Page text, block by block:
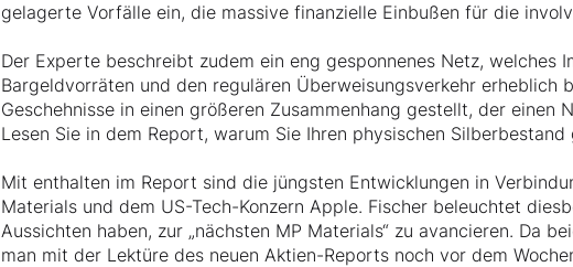
gelagerte Vorfälle ein, die massive finanzielle Einbußen für die
Der Experte beschreibt zudem ein eng gesponnenes Netz, welches
Bargeldvorräten und den regulären Überweisungsverkehr erheblich
Geschehnisse in einen größeren Zusammenhang gestellt, der
Lesen Sie in dem Report, warum Sie Ihren physischen
Mit enthalten im Report sind die jüngsten Entwicklungen in
Materials und dem US-Tech-Konzern Apple. Fischer beleuchtet
Aussichten haben, zur „nächsten MP Materials“ zu avancieren. Da
man mit der Lektüre des neuen Aktien-Reports noch vor dem